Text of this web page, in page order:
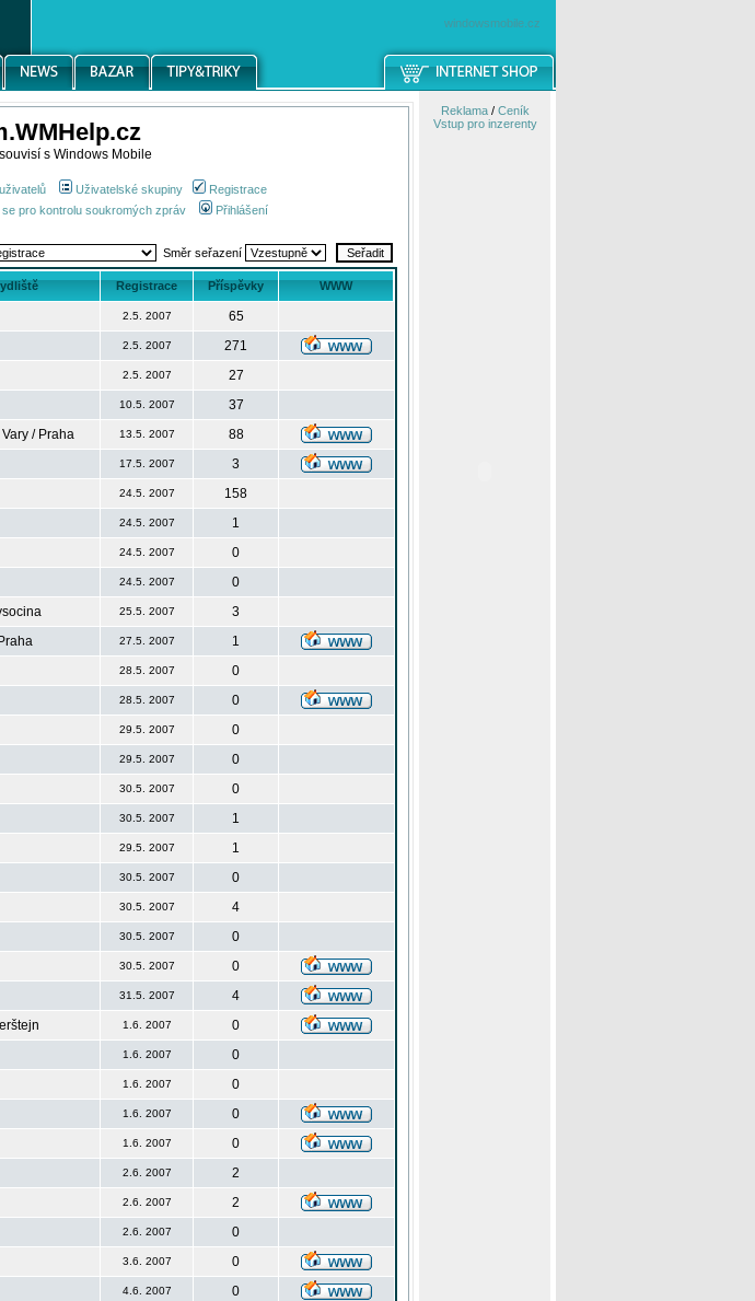
windowsmobile.cz
s Windows Mobile
Uživatelské skupiny
Registrace
se pro kontrolu soukromých zpráv Přihlášení
Směr seřazení
Registrace Příspěvky WWW
2.5. 2007
65
2.5. 2007
271
2.5. 2007
27
10.5. 2007
37
/ Praha 13.5. 2007
88
17.5. 2007
3
24.5. 2007
158
24.5. 2007
1
24.5. 2007
0
24.5. 2007
0
25.5. 2007
3
Praha 27.5. 2007
1
28.5. 2007
0
28.5. 2007
0
29.5. 2007
0
29.5. 2007
0
30.5. 2007
0
30.5. 2007
1
29.5. 2007
1
30.5. 2007
0
30.5. 2007
4
30.5. 2007
0
30.5. 2007
0
31.5. 2007
4
1.6. 2007
0
1.6. 2007
0
1.6. 2007
0
1.6. 2007
0
1.6. 2007
0
2.6. 2007
2
2.6. 2007
2
2.6. 2007
0
3.6. 2007
0
4.6. 2007
0
Reklama/ Ceník
Vstup pro inzerenty